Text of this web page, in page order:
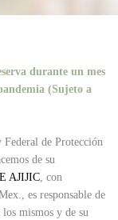
durante un mes
(Sujeto a
de Protección
de su
AJIJIC, con
es responsable de
los mismos y de su